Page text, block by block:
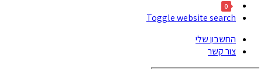
0
Toggle website search
החשבון שלי
צור קשר